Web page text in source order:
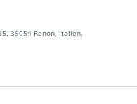
39054 Renon, Italien.